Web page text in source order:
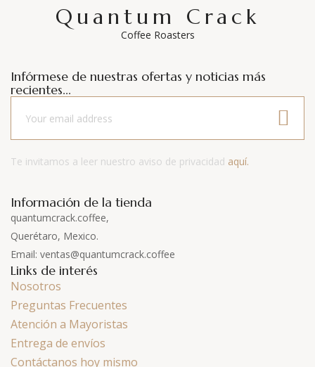
Quantum Crack
Coffee Roasters
Infórmese de nuestras ofertas y noticias más
recientes...
Te invitamos a leer nuestro aviso de privacidad aquí.
Información de la tienda
quantumcrack.coffee,
Querétaro, Mexico.
Email: ventas@quantumcrack.coffee
Links de interés
Nosotros
Preguntas Frecuentes
Atención a Mayoristas
Entrega de envíos
Contáctanos hoy mismo